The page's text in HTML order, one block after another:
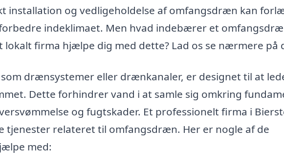
installation og vedligeholdelse af omfangsdræn kan
indeklimaet. Men hvad indebærer et
lokalt firma hjælpe dig med dette? Lad os se nærmere på
drænsystemer eller drænkanaler, er designet til at
Dette forhindrer vand i at samle sig omkring
og fugtskader. Et professionelt firma i
tjenester relateret til omfangsdræn. Her er nogle af de
med: